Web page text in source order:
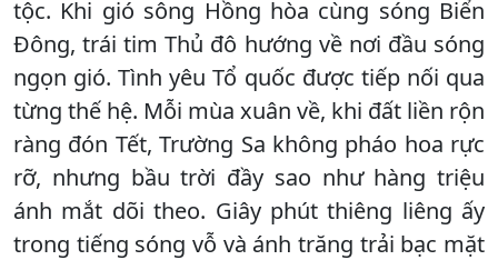
tộc. Khi gió sông Hồng hòa cùng sóng Biển
Đông, trái tim Thủ đô hướng về nơi đầu sóng
ngọn gió. Tình yêu Tổ quốc được tiếp nối qua
từng thế hệ. Mỗi mùa xuân về, khi đất liền rộn
ràng đón Tết, Trường Sa không pháo hoa rực
rỡ, nhưng bầu trời đầy sao như hàng triệu
ánh mắt dõi theo. Giây phút thiêng liêng ấy
trong tiếng sóng vỗ và ánh trăng trải bạc mặt